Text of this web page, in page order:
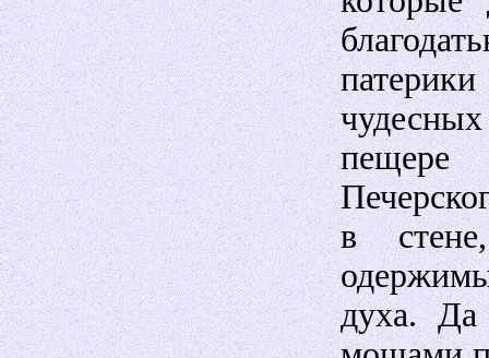
в
духа. Да